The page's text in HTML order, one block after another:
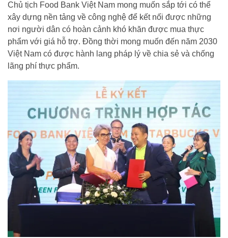
Chủ tịch Food Bank Việt Nam mong muốn sắp tới có thể
xây dựng nền tảng về công nghệ để kết nối được những
nơi người dân có hoàn cảnh khó khăn được mua thực
phẩm với giá hỗ trợ. Đồng thời mong muốn đến năm 2030
Việt Nam có được hành lang pháp lý về chia sẻ và chống
lãng phí thực phẩm.